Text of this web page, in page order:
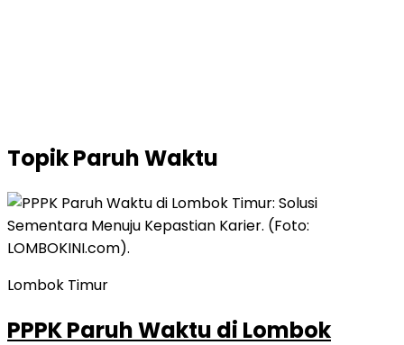
TopikParuh Waktu
Lombok Timur
PPPK Paruh Waktu di Lombok